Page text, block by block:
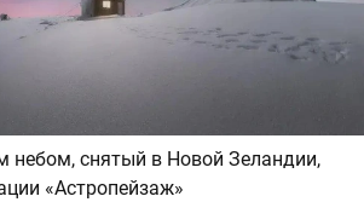
небом, снятый в Новой Зеландии,
«Астропейзаж»